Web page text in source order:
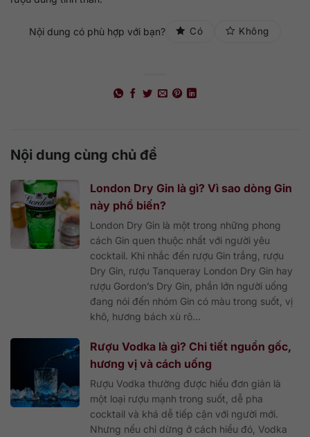
Nội dung có phù hợp với bạn? Có Không
Nội dung cùng chủ đề
London Dry Gin là gì? Vì sao dòng Gin
này phổ biến?
London Dry Gin là một trong những phong
cách Gin quen thuộc nhất với người yêu
cocktail. Khi nhắc đến rượu Gin trắng, rượu
Dry Gin, rượu Tanqueray London Dry Gin hay
rượu Gordon’s Dry Gin, phần lớn người uống
đang nói đến nhóm Gin có màu trong suốt, vị
khô, hương bách xù rõ...
Rượu Vodka là gì? Chi tiết nguồn gốc,
hương vị và cách uống
Rượu Vodka thường được hiểu đơn giản là
một loại rượu mạnh trong suốt, dễ pha
cocktail và khá dễ tiếp cận với người mới.
Nhưng nếu chỉ dừng ở cách hiểu đó, Vodka